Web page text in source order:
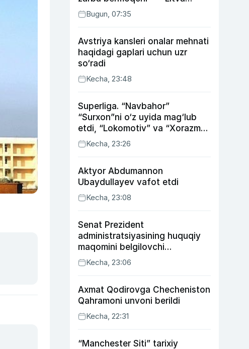
mudofaa vaziri
Bugun, 07:35
Avstriya kansleri onalar mehnati
haqidagi gaplari uchun uzr
so‘radi
Kecha, 23:48
Superliga. “Navbahor”
“Surxon”ni o‘z uyida mag‘lub
etdi, “Lokomotiv” va “Xorazm”
uyda g‘alaba qozondi
Kecha, 23:26
Aktyor Abdu­mannon
Ubaydullayev vafot etdi
Kecha, 23:08
Senat Prezident
administratsiyasining huquqiy
maqomini belgilovchi
konstitutsiyaviy qonunni
ma’qulladi
Kecha, 23:06
Axmat Qodirovga Checheniston
Qahramoni unvoni berildi
Kecha, 22:31
“Manchester Siti” tarixiy